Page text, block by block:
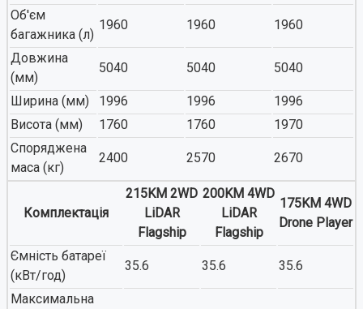
Об'єм
багажника (л)
1960 1960 1960
Довжина
(мм)
5040 5040 5040
Ширина (мм) 1996 1996
1996
Висота (мм)
1760 1760
1970
Споряджена
маса (кг)
2400 2570 2670
Комплектація
215KM 2WD
LiDAR
Flagship
200KM 4WD
LiDAR
Flagship
175KM 4WD
Drone Player
Ємність батареї
(кВт/год)
35.6 35.6 35.6
Максимальна